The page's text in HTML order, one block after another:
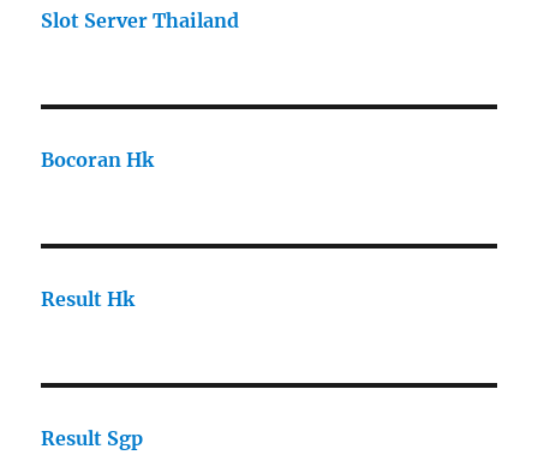
Slot Server Thailand
Bocoran Hk
Result Hk
Result Sgp